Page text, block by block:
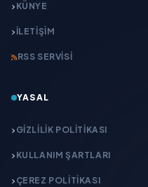
KÜNYE
İLETIŞIM
RSS SERVISI
YASAL
GIZLILIK POLITIKASI
KULLANIM ŞARTLARI
ÇEREZ POLITIKASI